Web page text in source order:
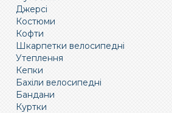
Джерсі
Костюми
Кофти
Шкарпетки велосипедні
Утеплення
Кепки
Бахіли велосипедні
Бандани
Куртки